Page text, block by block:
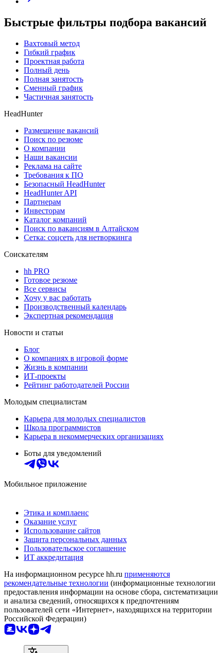
Быстрые фильтры подбора вакансий
Вахтовый метод
Гибкий график
Проектная работа
Полный день
Полная занятость
Сменный график
Частичная занятость
HeadHunter
Размещение вакансий
Поиск по резюме
О компании
Наши вакансии
Реклама на сайте
Требования к ПО
Безопасный HeadHunter
HeadHunter API
Партнерам
Инвесторам
Каталог компаний
Поиск по вакансиям в Алтайском
Сетка: соцсеть для нетворкинга
Соискателям
hh PRO
Готовое резюме
Все сервисы
Хочу у вас работать
Производственный календарь
Экспертная рекомендация
Новости и статьи
Блог
О компаниях в игровой форме
Жизнь в компании
ИТ-проекты
Рейтинг работодателей России
Молодым специалистам
Карьера для молодых специалистов
Школа программистов
Карьера в некоммерческих организациях
Боты для уведомлений
Мобильное приложение
Этика и комплаенс
Оказание услуг
Использование сайтов
Защита персональных данных
Пользовательское соглашение
ИТ аккредитация
На информационном ресурсе hh.ru применяются
рекомендательные технологии (информационные технологии
предоставления информации на основе сбора, систематизации
и анализа сведений, относящихся к предпочтениям
пользователей сети «Интернет», находящихся на территории
Российской Федерации)